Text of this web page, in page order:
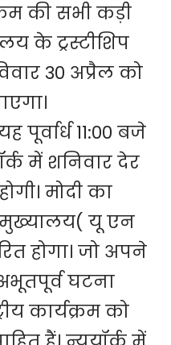
की सभी कड़ी
के ट्रस्टीशिप
30 अप्रैल को
पूर्वार्ध 11:00 बजे
में शनिवार देर
मोदी का
मुख्यालय( यू एन
होगा। जो अपने
घटना
कार्यक्रम को